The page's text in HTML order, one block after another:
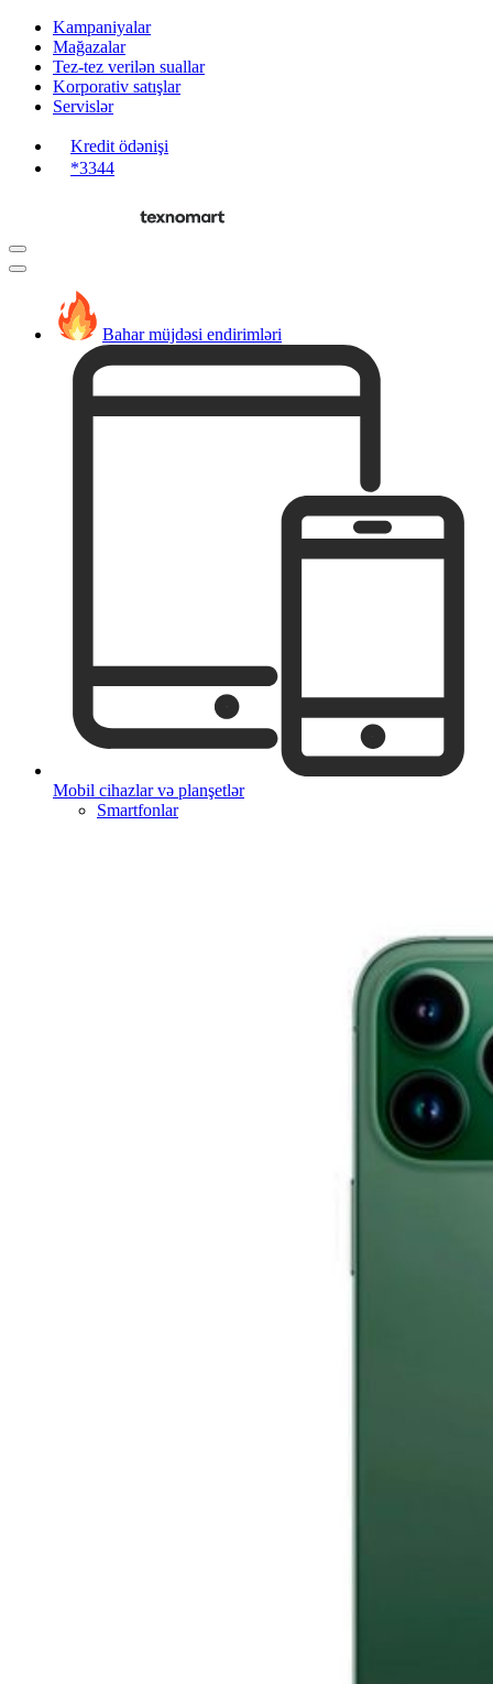
Kampaniyalar
Mağazalar
Tez-tez verilən suallar
Korporativ satışlar
Servislər
Kredit ödənişi
*3344
Bahar müjdəsi endirimləri
Mobil cihazlar və planşetlər
Smartfonlar